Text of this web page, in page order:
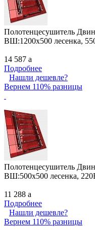
Полотенцесушитель
ВШ:1200х500 лесенка,
14 587 a
Подробнее
Нашли дешевле?
Вернем 110% разницы
Полотенцесушитель
ВШ:500х500 лесенка,
11 288 a
Подробнее
Нашли дешевле?
Вернем 110% разницы